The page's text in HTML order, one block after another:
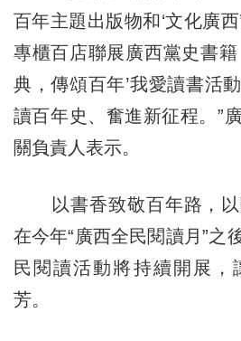
百年主題出版物和‘文化廣
專櫃百店聯展廣西黨史書籍
典，傳頌百年’我愛讀書活
讀百年史、奮進新征程。”
關負責人表示。
以書香致敬百年路，以
在今年“廣西全民閱讀月”之
民閱讀活動將持續開展，
芳。